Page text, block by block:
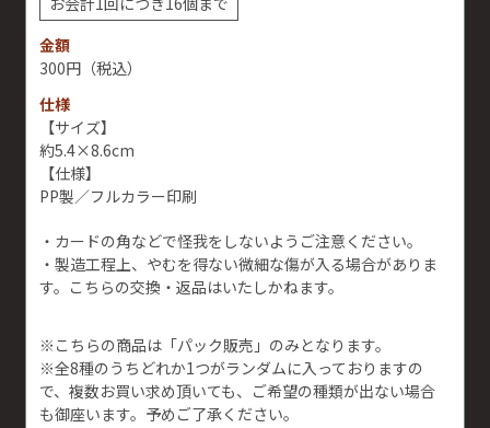
金額
300円 （税込）
仕様
【サイズ】
約5.4×8.6cm
【仕様】
PP製／フルカラー印刷
・カードの角などで怪我をしないようご注意ください。
・製造工程上、やむを得ない微細な傷が入る場合がありま
す。こちらの交換・返品はいたしかねます。
※こちらの商品は「パック販売」のみとなります。
※全8種のうちどれか1つがランダムに入っておりますの
で、複数お買い求め頂いても、ご希望の種類が出ない場合
も御座います。予めご了承ください。